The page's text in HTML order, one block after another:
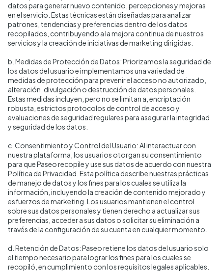
datos para generar nuevo contenido, percepciones y mejoras
en el servicio. Estas técnicas están diseñadas para analizar
patrones, tendencias y preferencias dentro de los datos
recopilados, contribuyendo a la mejora continua de nuestros
servicios y la creación de iniciativas de marketing dirigidas.
b. Medidas de Protección de Datos: Priorizamos la seguridad de
los datos del usuario e implementamos una variedad de
medidas de protección para prevenir el acceso no autorizado,
alteración, divulgación o destrucción de datos personales.
Estas medidas incluyen, pero no se limitan a, encriptación
robusta, estrictos protocolos de control de acceso y
evaluaciones de seguridad regulares para asegurar la integridad
y seguridad de los datos.
c. Consentimiento y Control del Usuario: Al interactuar con
nuestra plataforma, los usuarios otorgan su consentimiento
para que Paseo recopile y use sus datos de acuerdo con nuestra
Política de Privacidad. Esta política describe nuestras prácticas
de manejo de datos y los fines para los cuales se utiliza la
información, incluyendo la creación de contenido mejorado y
esfuerzos de marketing. Los usuarios mantienen el control
sobre sus datos personales y tienen derecho a actualizar sus
preferencias, acceder a sus datos o solicitar su eliminación a
través de la configuración de su cuenta en cualquier momento.
d. Retención de Datos: Paseo retiene los datos del usuario solo
el tiempo necesario para lograr los fines para los cuales se
recopiló, en cumplimiento con los requisitos legales aplicables.